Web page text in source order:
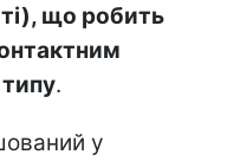
що робить
.
у